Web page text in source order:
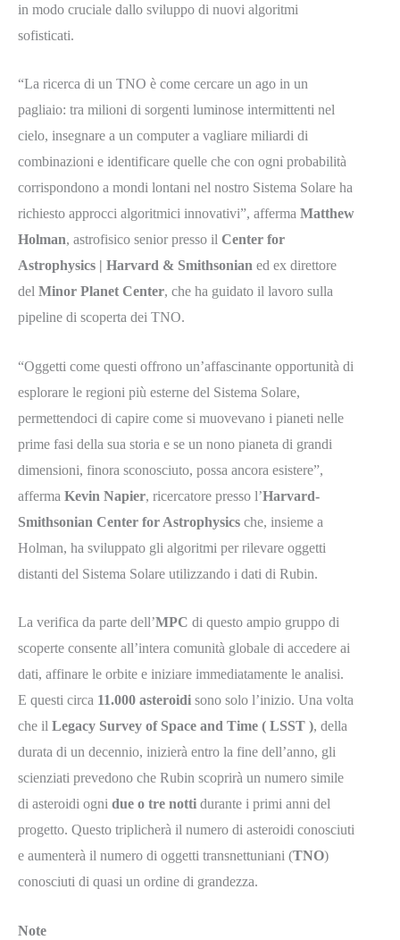
in modo cruciale dallo sviluppo di nuovi algoritmi
sofisticati.
“La ricerca di un TNO è come cercare un ago in un
pagliaio: tra milioni di sorgenti luminose intermittenti nel
cielo, insegnare a un computer a vagliare miliardi di
combinazioni e identificare quelle che con ogni probabilità
corrispondono a mondi lontani nel nostro Sistema Solare ha
richiesto approcci algoritmici innovativi”, afferma Matthew
Holman, astrofisico senior presso il Center for
Astrophysics | Harvard & Smithsonian ed ex direttore
del Minor Planet Center, che ha guidato il lavoro sulla
pipeline di scoperta dei TNO.
“Oggetti come questi offrono un’affascinante opportunità di
esplorare le regioni più esterne del Sistema Solare,
permettendoci di capire come si muovevano i pianeti nelle
prime fasi della sua storia e se un nono pianeta di grandi
dimensioni, finora sconosciuto, possa ancora esistere”,
afferma Kevin Napier, ricercatore presso l’Harvard-
Smithsonian Center for Astrophysics che, insieme a
Holman, ha sviluppato gli algoritmi per rilevare oggetti
distanti del Sistema Solare utilizzando i dati di Rubin.
La verifica da parte dell’MPC di questo ampio gruppo di
scoperte consente all’intera comunità globale di accedere ai
dati, affinare le orbite e iniziare immediatamente le analisi.
E questi circa 11.000 asteroidi sono solo l’inizio. Una volta
che il Legacy Survey of Space and Time ( LSST ), della
durata di un decennio, inizierà entro la fine dell’anno, gli
scienziati prevedono che Rubin scoprirà un numero simile
di asteroidi ogni due o tre notti durante i primi anni del
progetto. Questo triplicherà il numero di asteroidi conosciuti
e aumenterà il numero di oggetti transnettuniani (TNO)
conosciuti di quasi un ordine di grandezza.
Note